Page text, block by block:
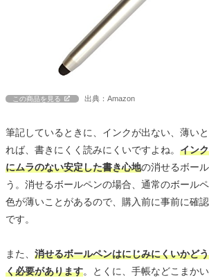
この商品を見る 出典：Amazon
筆記しているときに、インクが出ない、薄い
れば、書きにくく読みにくいですよね。 イン
にムラのない安定した書き心地の消せるボー
う。消せるボールペンの場合、通常のボール
色が薄いことがあるので、購入前に事前に確
です。
また、 消せるボールペンはにじみにくいかど
く必要があります。とくに、手帳などこまか